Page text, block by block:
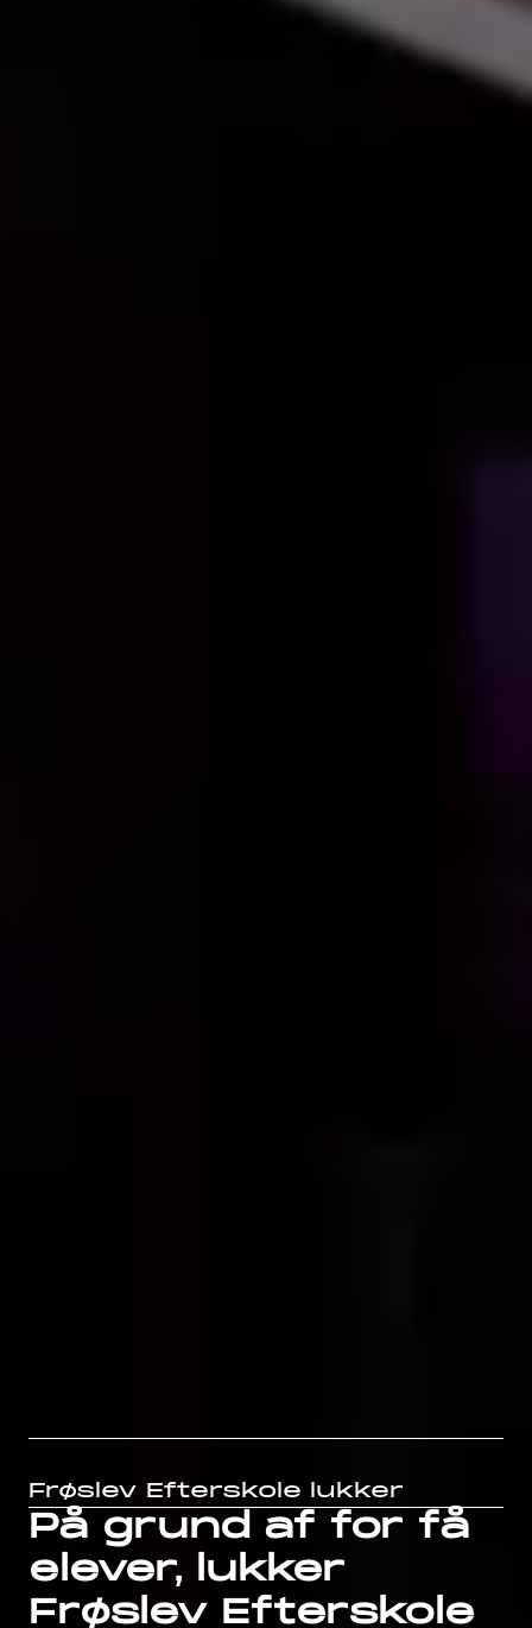
Frøslev Efterskole lukker
På grund af for få
elever, lukker
Frøslev Efterskole